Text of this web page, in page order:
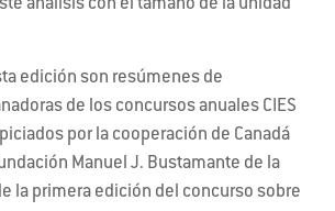
análisis con el tamaño de la unidad
edición son resúmenes de
de los concursos anuales CIES
por la cooperación de Canadá
Manuel J. Bustamante de la
la primera edición del concurso sobre